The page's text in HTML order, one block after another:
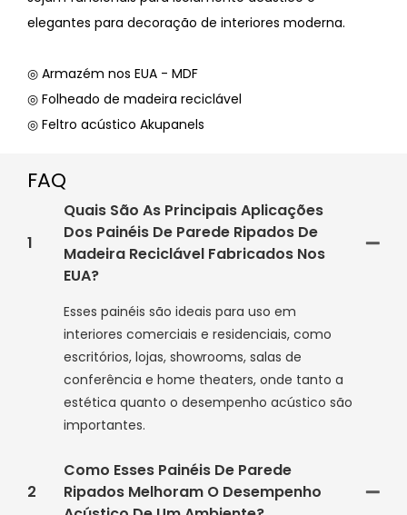
elegantes para decoração de interiores moderna.
◎ Armazém nos EUA - MDF
◎ Folheado de madeira reciclável
◎ Feltro acústico Akupanels
FAQ
1
Quais São As Principais Aplicações
Dos Painéis De Parede Ripados De
Madeira Reciclável Fabricados Nos
EUA?
Esses painéis são ideais para uso em
interiores comerciais e residenciais, como
escritórios, lojas, showrooms, salas de
conferência e home theaters, onde tanto a
estética quanto o desempenho acústico são
importantes.
2
Como Esses Painéis De Parede
Ripados Melhoram O Desempenho